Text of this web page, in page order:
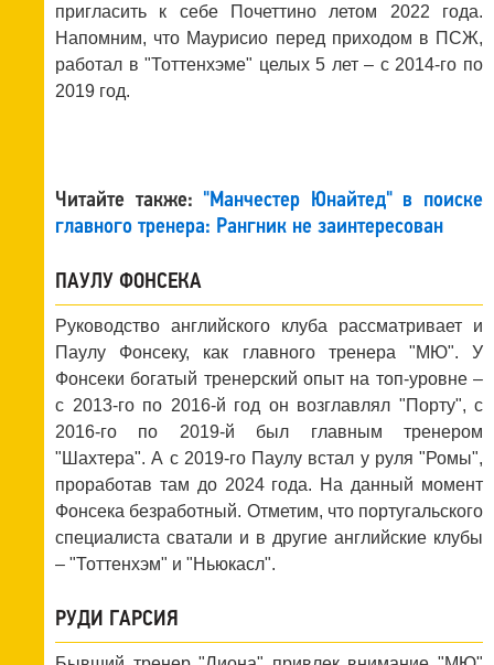
пригласить к себе Почеттино летом 2022 года.
Напомним, что Маурисио перед приходом в ПСЖ,
работал в "Тоттенхэме" целых 5 лет – с 2014-го по
2019 год.
Читайте также: "Манчестер Юнайтед" в поиске
главного тренера: Рангник не заинтересован
ПАУЛУ ФОНСЕКА
Руководство английского клуба рассматривает и
Паулу Фонсеку, как главного тренера "МЮ". У
Фонсеки богатый тренерский опыт на топ-уровне –
с 2013-го по 2016-й год он возглавлял "Порту", с
2016-го по 2019-й был главным тренером
"Шахтера". А с 2019-го Паулу встал у руля "Ромы",
проработав там до 2024 года. На данный момент
Фонсека безработный. Отметим, что португальского
специалиста сватали и в другие английские клубы
– "Тоттенхэм" и "Ньюкасл".
РУДИ ГАРСИЯ